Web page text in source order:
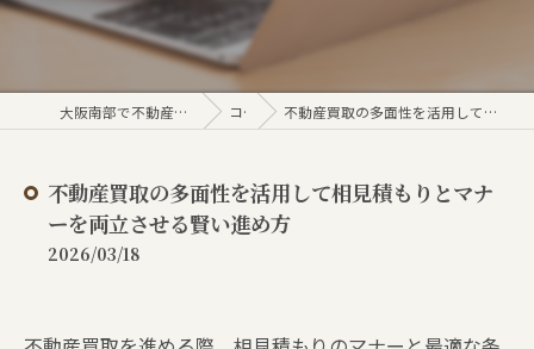
大阪南部で不動産売買なら株式会社阪南住宅 コラム 不動産買取の多面性を活用して相見積もりとマナーを両立させる賢い進め方
不動産買取の多面性を活用して相見積もりとマナ
ーを両立させる賢い進め方
2026/03/18